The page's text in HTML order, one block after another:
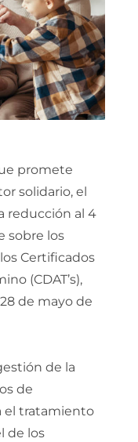
promete
solidario, el
reducción al 4
sobre los
Certificados
(CDAT’s),
de mayo de
de la
de
el tratamiento
de los